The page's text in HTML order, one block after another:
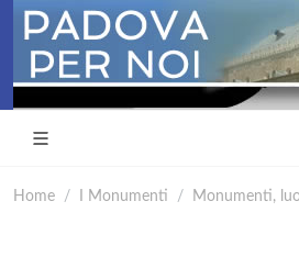
Home I Monumenti Monumenti,